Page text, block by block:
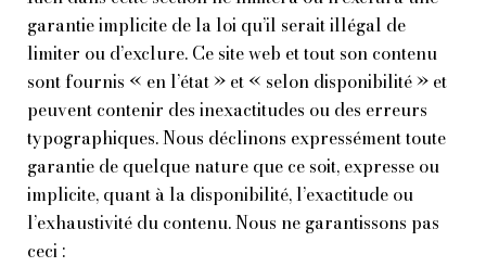
garantie implicite de la loi qu’il serait illégal de
limiter ou d’exclure. Ce site web et tout son contenu
sont fournis « en l’état » et « selon disponibilité » et
peuvent contenir des inexactitudes ou des erreurs
typographiques. Nous déclinons expressément toute
garantie de quelque nature que ce soit, expresse ou
implicite, quant à la disponibilité, l’exactitude ou
l’exhaustivité du contenu. Nous ne garantissons pas
ceci :